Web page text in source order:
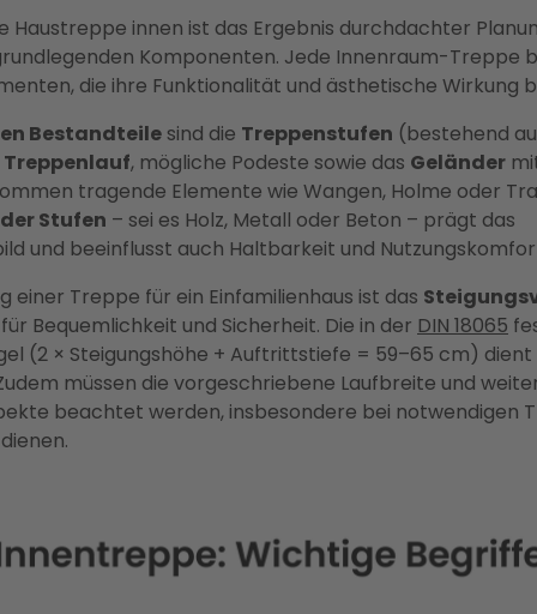
Haustreppe innen ist das Ergebnis durchdachter
Komponenten. Jede Innenraum-Treppe
die ihre Funktionalität und ästhetische Wirkung
Bestandteile sind die Treppenstufen (bestehend
Treppenlauf, mögliche Podeste sowie das Geländer
tragende Elemente wie Wangen, Holme oder
Stufen – sei es Holz, Metall oder Beton – prägt das
und beeinflusst auch Haltbarkeit und
einer Treppe für ein Einfamilienhaus ist das
Bequemlichkeit und Sicherheit. Die in der DIN 18065
(2 × Steigungshöhe + Auftrittstiefe = 59–65 cm) dient
müssen die vorgeschriebene Laufbreite und
beachtet werden, insbesondere bei notwendigen